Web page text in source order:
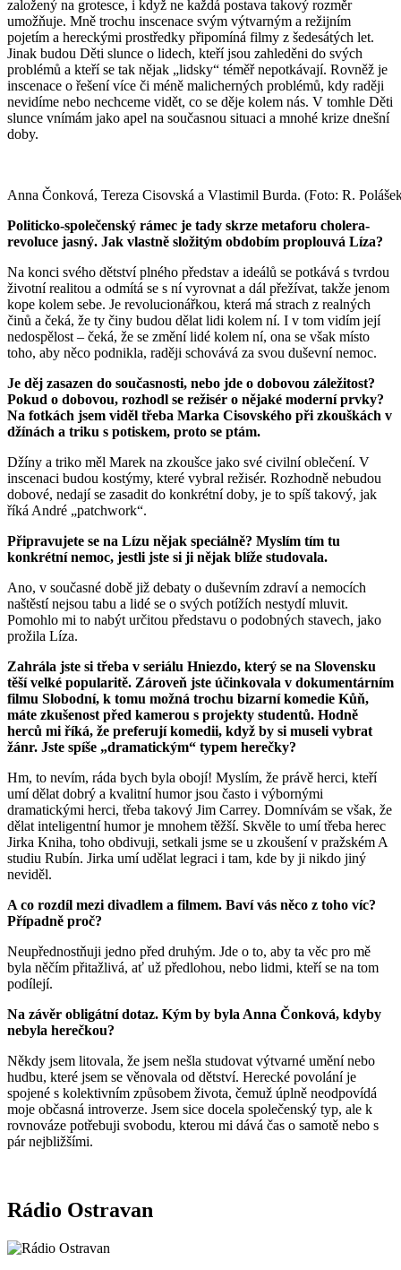
založený na grotesce, i když ne každá postava takový rozměr
umožňuje. Mně trochu inscenace svým výtvarným a režijním
pojetím a hereckými prostředky připomíná filmy z šedesátých let.
Jinak budou Děti slunce o lidech, kteří jsou zahleděni do svých
problémů a kteří se tak nějak „lidsky“ téměř nepotkávají. Rovněž je
inscenace o řešení více či méně malicherných problémů, kdy raději
nevidíme nebo nechceme vidět, co se děje kolem nás. V tomhle Děti
slunce vnímám jako apel na současnou situaci a mnohé krize dnešní
doby.
Anna Čonková, Tereza Cisovská a Vlastimil Burda. (Foto: R.
Politicko-společenský rámec je tady skrze metaforu cholera-
revoluce jasný. Jak vlastně složitým obdobím proplouvá Líza?
Na konci svého dětství plného představ a ideálů se potkává s tvrdou
životní realitou a odmítá se s ní vyrovnat a dál přežívat, takže jenom
kope kolem sebe. Je revolucionářkou, která má strach z realných
činů a čeká, že ty činy budou dělat lidi kolem ní. I v tom vidím její
nedospělost – čeká, že se změní lidé kolem ní, ona se však místo
toho, aby něco podnikla, raději schovává za svou duševní nemoc.
Je děj zasazen do současnosti, nebo jde o dobovou záležitost?
Pokud o dobovou, rozhodl se režisér o nějaké moderní prvky?
Na fotkách jsem viděl třeba Marka Cisovského při zkouškách v
džínách a triku s potiskem, proto se ptám.
Džíny a triko měl Marek na zkoušce jako své civilní oblečení. V
inscenaci budou kostýmy, které vybral režisér. Rozhodně nebudou
dobové, nedají se zasadit do konkrétní doby, je to spíš takový, jak
říká André „patchwork“.
Připravujete se na Lízu nějak speciálně? Myslím tím tu
konkrétní nemoc, jestli jste si ji nějak blíže studovala.
Ano, v současné době již debaty o duševním zdraví a nemocích
naštěstí nejsou tabu a lidé se o svých potížích nestydí mluvit.
Pomohlo mi to nabýt určitou představu o podobných stavech, jako
prožila Líza.
Zahrála jste si třeba v seriálu Hniezdo, který se na Slovensku
těší velké popularitě. Zároveň jste účinkovala v dokumentárním
filmu Slobodní, k tomu možná trochu bizarní komedie Kůň,
máte zkušenost před kamerou s projekty studentů. Hodně
herců mi říká, že preferují komedii, když by si museli vybrat
žánr. Jste spíše „dramatickým“ typem herečky?
Hm, to nevím, ráda bych byla obojí! Myslím, že právě herci, kteří
umí dělat dobrý a kvalitní humor jsou často i výbornými
dramatickými herci, třeba takový Jim Carrey. Domnívám se však, že
dělat inteligentní humor je mnohem těžší. Skvěle to umí třeba herec
Jirka Kniha, toho obdivuji, setkali jsme se u zkoušení v pražském A
studiu Rubín. Jirka umí udělat legraci i tam, kde by ji nikdo jiný
neviděl.
A co rozdíl mezi divadlem a filmem. Baví vás něco z toho víc?
Případně proč?
Neupřednostňuji jedno před druhým. Jde o to, aby ta věc pro mě
byla něčím přitažlivá, ať už předlohou, nebo lidmi, kteří se na tom
podílejí.
Na závěr obligátní dotaz. Kým by byla Anna Čonková, kdyby
nebyla herečkou?
Někdy jsem litovala, že jsem nešla studovat výtvarné umění nebo
hudbu, které jsem se věnovala od dětství. Herecké povolání je
spojené s kolektivním způsobem života, čemuž úplně neodpovídá
moje občasná introverze. Jsem sice docela společenský typ, ale k
rovnováze potřebuji svobodu, kterou mi dává čas o samotě nebo s
pár nejbližšími.
Rádio Ostravan